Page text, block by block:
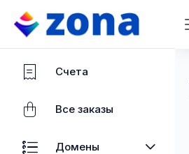
Счета
Все заказы
Домены